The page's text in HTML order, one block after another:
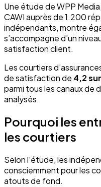
Une étude de WPP
CAWI auprès de 1.200
indépendants, montre
s’accompagne d’un
satisfaction client.
Les courtiers
de satisfaction de 4,2
parmi tous les canaux de
analysés.
Pourquoi les
les courtiers
Selon l’étude, les
consciemment pour les
atouts de fond.